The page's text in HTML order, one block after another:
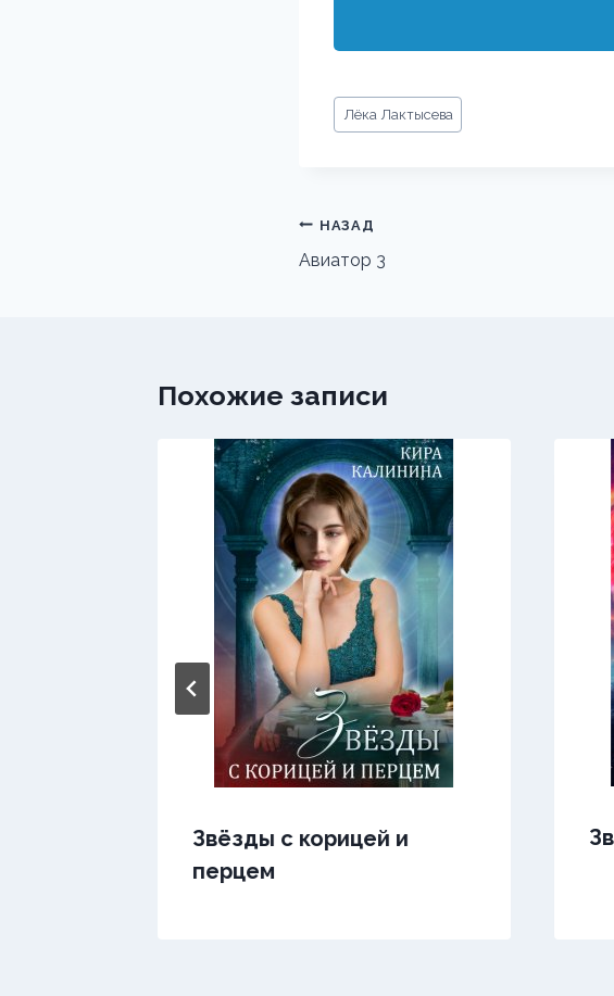
Метки
записи:
Лёка Лактысева
Навигация
по
НАЗАД
Авиатор 3
Похожие записи
Звёзды с корицей и
перцем